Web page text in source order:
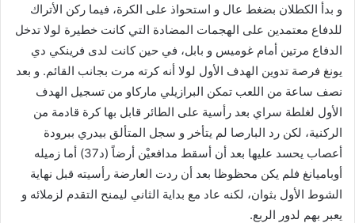
و بدأ الكطلان بضغط عال و استحواذ على الكرة، فيما ركن الأتراك
للدفاع معتمدين على الهجمات المضادة التي كانت خطيرة لولا تدخل
الدفاع مرتين أمام غوميس و بابل، في حين كانت لدى فرينكي دي
يونغ فرصة تدوين الهدف الأول لولا أنه كرته مرت بجانب القائم. و بعد
نصف ساعة من اللعب تمكن البرازيلي ماركاو من تسجيل الهدف
الأول لغلطة سراي بعد رأسية على الطائر قابل بها كرة قادمة من
الركنية، لكن رد البارصا لم يتأخر و سجل المتألق بيدري ببرودة
أعصاب يحسد عليها بعد أن أسقط مدافعيْن أرضاً (د37) أما زميله
أوباميانغ فلم يكن محظوظا بعد أن ردت العارضة رأسيته قبل نهاية
الشوط الأول بثوان، لكنه عاد مع بداية الثاني ليمنح التقدم لزملائه و
يعبر بهم لدور الربع.